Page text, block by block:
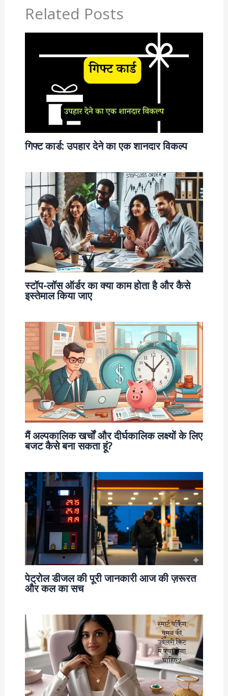
Related Posts
गिफ्ट कार्ड: उपहार देने का एक शानदार विकल्प
स्टॉप-लॉस ऑर्डर का क्या काम होता है और कैसे
इस्तेमाल किया जाए
मैं अल्पकालिक खर्चों और दीर्घकालिक लक्ष्यों के लिए
बजट कैसे बना सकता हूं?
पेट्रोल डीजल की पूरी जानकारी आज की ज़रूरत
और कल का सच